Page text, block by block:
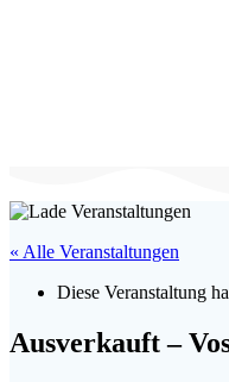
« Alle Veranstaltungen
Diese Veranstaltung
Ausverkauft –